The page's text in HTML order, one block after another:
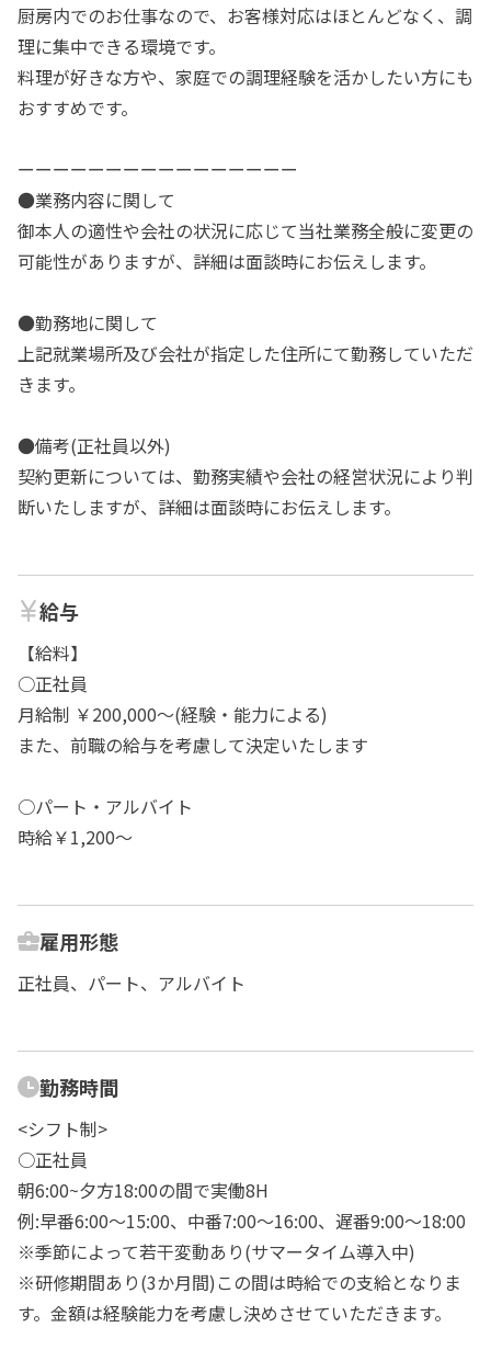
厨房内でのお仕事なので、お客様対応はほとんどなく、調
理に集中できる環境です。
料理が好きな方や、家庭での調理経験を活かしたい方にも
おすすめです。
ーーーーーーーーーーーーーーーー
●業務内容に関して
御本人の適性や会社の状況に応じて当社業務全般に変更の
可能性がありますが、詳細は面談時にお伝えします。
●勤務地に関して
上記就業場所及び会社が指定した住所にて勤務していただ
きます。
●備考(正社員以外)
契約更新については、勤務実績や会社の経営状況により判
断いたしますが、詳細は面談時にお伝えします。
給与
【給料】
○正社員
月給制 ￥200,000～(経験・能力による)
また、前職の給与を考慮して決定いたします
○パート・アルバイト
時給￥1,200～
雇用形態
正社員、パート、アルバイト
勤務時間
<シフト制>
○正社員
朝6:00~夕方18:00の間で実働8H
例:早番6:00～15:00、中番7:00～16:00、遅番9:00～18:00
※季節によって若干変動あり(サマータイム導入中)
※研修期間あり(3か月間)この間は時給での支給となりま
す。金額は経験能力を考慮し決めさせていただきます。